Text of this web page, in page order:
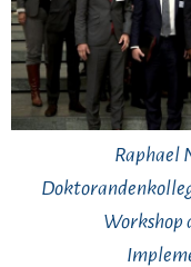
Raphael
Workshop